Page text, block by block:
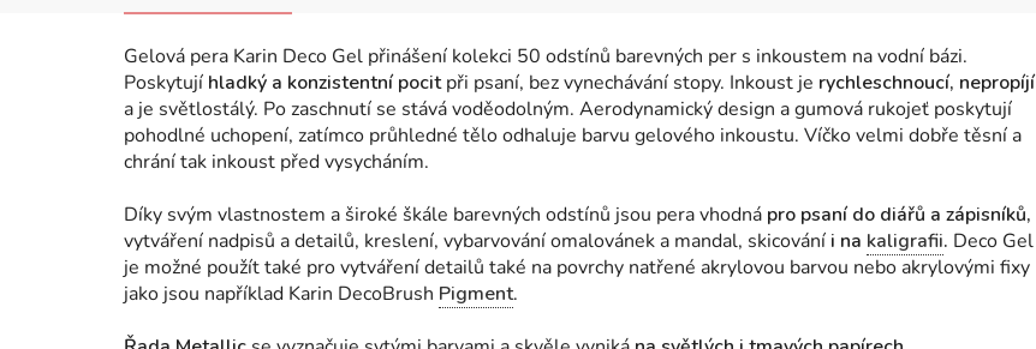
Gelová pera Karin Deco Gel přinášení kolekci 50 odstínů barevných per s inkoustem na vodní bázi.
Poskytují hladký a konzistentní pocitpři psaní, bez vynechávání stopy. Inkoust je rychleschnoucí, nepropíjí
a je světlostálý. Po zaschnutí se stává voděodolným. Aerodynamický design a gumová rukojeť poskytují
pohodlné uchopení, zatímco průhledné tělo odhaluje barvu gelového inkoustu. Víčko velmi dobře těsní a
chrání tak inkoust před vysycháním.
Díky svým vlastnostem a široké škále barevných odstínů jsou pera vhodná pro psaní do diářů a zápisníků,
vytváření nadpisů a detailů, kreslení, vybarvování omalovánek a mandal, skicování i na kaligrafii. Deco Gel
je možné použít také pro vytváření detailů také na povrchy natřené akrylovou barvou nebo akrylovými fixy
jako jsou například Karin DecoBrush Pigment.